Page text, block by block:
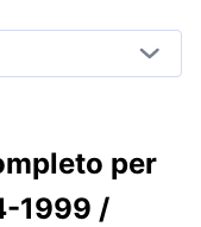
per
1999 /